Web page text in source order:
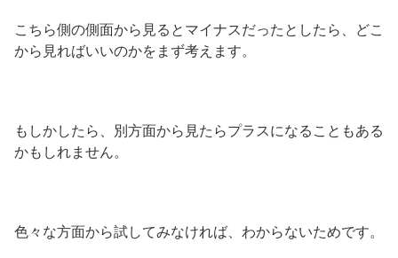
こちら側の側面から見るとマイナスだったとしたら、どこ
から見ればいいのかをまず考えます。
もしかしたら、別方面から見たらプラスになることもある
かもしれません。
色々な方面から試してみなければ、わからないためです。